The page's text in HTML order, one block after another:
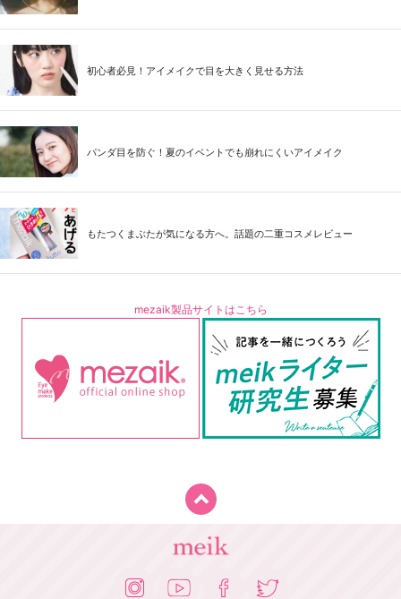
初心者必見！アイメイクで目を大きく見せる方法
パンダ目を防ぐ！夏のイベントでも崩れにくいアイメイク
もたつくまぶたが気になる方へ。話題の二重コスメレビュー
mezaik製品サイトはこちら